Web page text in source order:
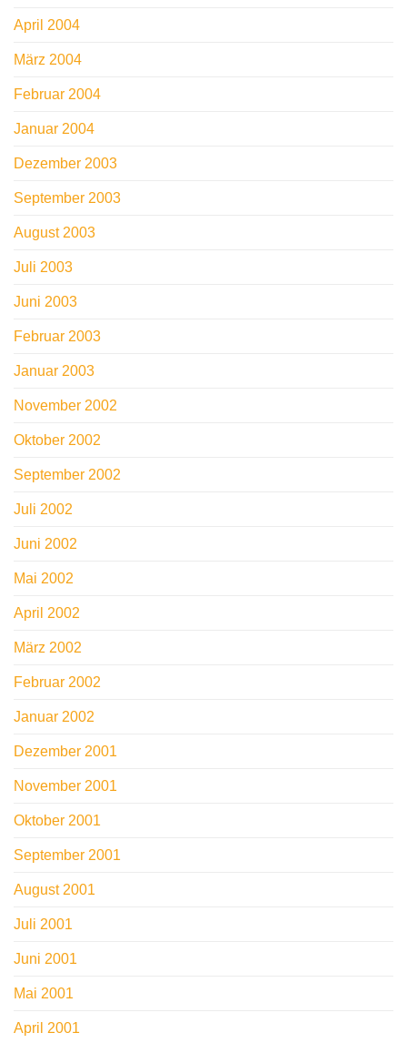
April 2004
März 2004
Februar 2004
Januar 2004
Dezember 2003
September 2003
August 2003
Juli 2003
Juni 2003
Februar 2003
Januar 2003
November 2002
Oktober 2002
September 2002
Juli 2002
Juni 2002
Mai 2002
April 2002
März 2002
Februar 2002
Januar 2002
Dezember 2001
November 2001
Oktober 2001
September 2001
August 2001
Juli 2001
Juni 2001
Mai 2001
April 2001